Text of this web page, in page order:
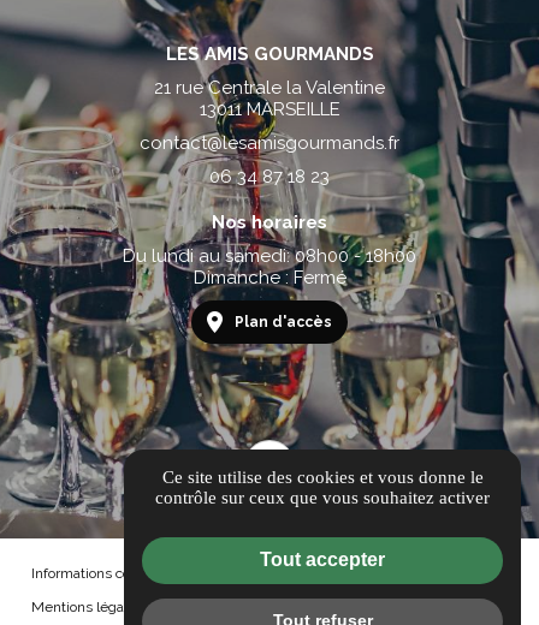
LES AMIS GOURMANDS
21 rue Centrale la Valentine
13011 MARSEILLE
contact@lesamisgourmands.fr
06 34 87 18 23
Nos horaires
Du lundi au samedi: 08h00 - 18h00
Dimanche : Fermé
Plan d'accès
Informations complémentaires
Mentions légales
Ce site utilise des cookies et vous donne le
contrôle sur ceux que vous souhaitez activer
Tout accepter
Tout refuser